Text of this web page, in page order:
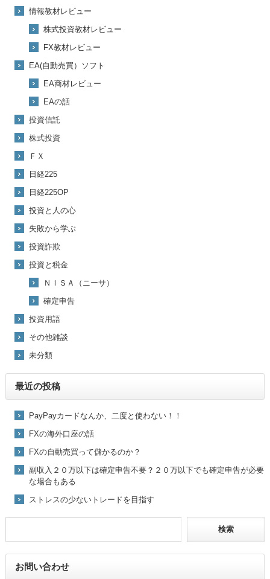
情報教材レビュー
株式投資教材レビュー
FX教材レビュー
EA(自動売買）ソフト
EA商材レビュー
EAの話
投資信託
株式投資
ＦＸ
日経225
日経225OP
投資と人の心
失敗から学ぶ
投資詐欺
投資と税金
ＮＩＳＡ（ニーサ）
確定申告
投資用語
その他雑談
未分類
最近の投稿
PayPayカードなんか、二度と使わない！！
FXの海外口座の話
FXの自動売買って儲かるのか？
副収入２０万以下は確定申告不要？２０万以下でも確定申告が必要
な場合もある
ストレスの少ないトレードを目指す
お問い合わせ